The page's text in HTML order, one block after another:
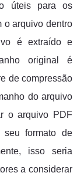
úteis para os
o arquivo dentro
é extraído e
original é
de compressão
do arquivo
o arquivo PDF
seu formato de
isso seria
a considerar